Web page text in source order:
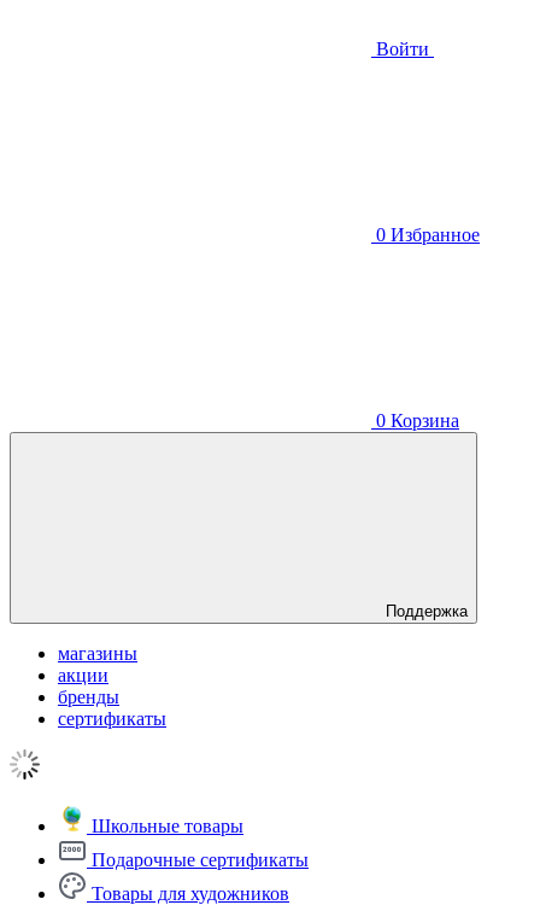
Войти
0 Избранное
0 Корзина
Поддержка
магазины
акции
бренды
сертификаты
Школьные товары
Подарочные сертификаты
Товары для художников